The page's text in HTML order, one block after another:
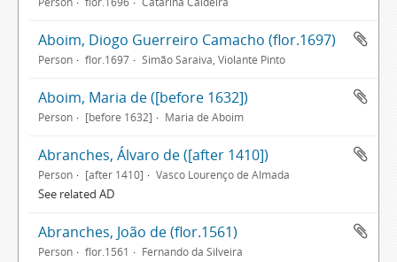
Aboim, Diogo Guerreiro Camacho (flor.1697)
Person flor.1697 Simão Saraiva, Violante Pinto
Aboim, Maria de ([before 1632])
Person [before 1632] Maria de Aboim
Abranches, Álvaro de ([after 1410])
Person [after 1410] Vasco Lourenço de Almada
See related AD
Abranches, João de (flor.1561)
Person flor.1561 Fernando da Silveira